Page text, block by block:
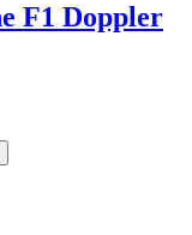
F1 Doppler